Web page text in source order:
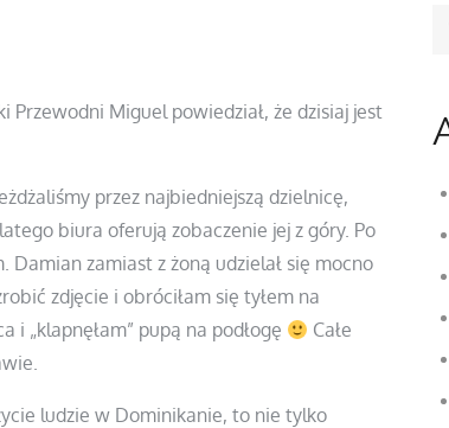
Miguel powiedział, że dzisiaj jest
przez najbiedniejszą dzielnicę,
biura oferują zobaczenie jej z góry. Po
Damian zamiast z żoną udzielał się mocno
zdjęcie i obróciłam się tyłem na
i „klapnęłam” pupą na podłogę
Całe
ludzie w Dominikanie, to nie tylko